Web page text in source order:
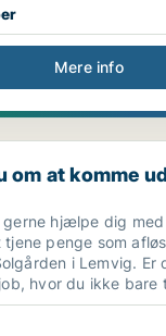
Mere info
ud og se
om at komme
gerne hjælpe dig med
penge som
i Lemvig. Er
hvor du ikke bare